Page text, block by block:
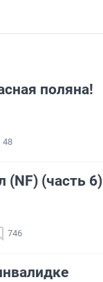
поляна!
48
(NF) (часть 6)
746